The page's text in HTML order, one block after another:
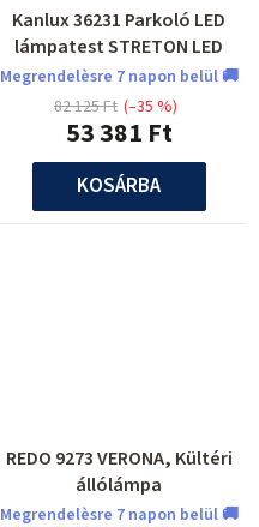
Kanlux 36231 Parkoló LED
lámpatest STRETON LED
Megrendelèsre 7 napon belül 🚚
53 381 Ft
82 125 Ft (–35 %)
KOSÁRBA
REDO 9273 VERONA, Kültéri
állólámpa
Megrendelèsre 7 napon belül 🚚